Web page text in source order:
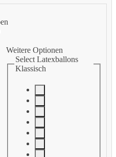
Weitere Optionen
Select Latexballons
Klassisch